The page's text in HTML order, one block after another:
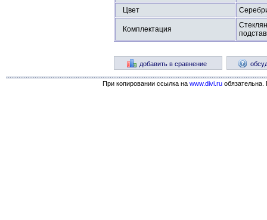
Цвет
Комплектация
добавить в сравнение
При копировании ссылка на www.divi.ru